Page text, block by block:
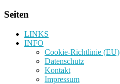
Seiten
LINKS
INFO
Cookie-Richtlinie (EU)
Datenschutz
Kontakt
Impressum